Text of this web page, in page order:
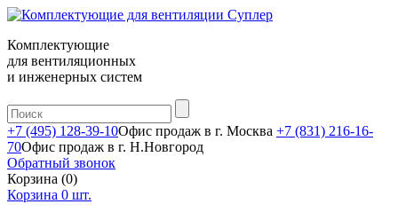
Комплектующие
для вентиляционных
и инженерных систем
+7 (495) 128-39-10Офис продаж в г. Москва +7 (831) 216-16-
70Офис продаж в г. Н.Новгород
Обратный звонок
Корзина (0)
Корзина 0 шт.